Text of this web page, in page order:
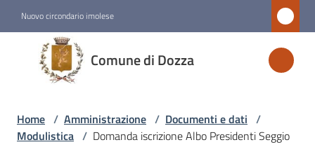
Nuovo circondario imolese
Comune di Dozza
Comune
di
Dozza
Home / Amministrazione / Documenti e dati /
Modulistica / Domanda iscrizione Albo Presidenti Seggio